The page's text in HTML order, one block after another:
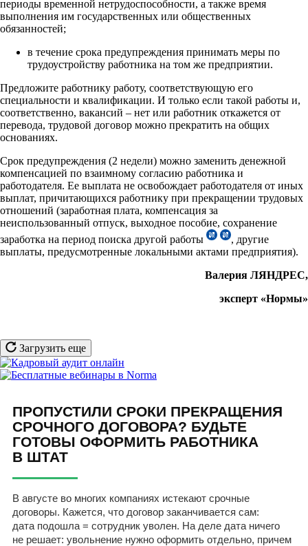
периоды временной нетрудоспособности, а также время
выполнения им государственных или общественных
обязанностей;
в течение срока предупреждения принимать меры по
трудоустройству работника на том же предприятии.
Предложите работнику работу, соответствующую его
специальности и квалификации. И только если такой работы и,
соответственно, вакансий – нет или работник откажется от
перевода, трудовой договор можно прекратить на общих
основаниях.
Срок предупреждения (2 недели) можно заменить денежной
компенсацией по взаимному согласию работника и
работодателя. Ее выплата не освобождает работодателя от иных
выплат, причитающихся работнику при прекращении трудовых
отношений (заработная плата, компенсация за
неиспользованный отпуск, выходное пособие, сохранение
заработка на период поиска другой работы
, другие
выплаты, предусмотренные локальными актами предприятия).
Валерия ЛЯНДРЕС,
эксперт «Нормы»
Загрузить еще
ПРОПУСТИЛИ СРОКИ ПРЕКРАЩЕНИЯ
СРОЧНОГО ДОГОВОРА? БУДЬТЕ
ГОТОВЫ ОФОРМИТЬ РАБОТНИКА
В ШТАТ
В августе во многих компаниях истекают срочные
договоры. Кажется, что договор заканчивается сам:
дата подошла = сотрудник уволен. На деле дата ничего
не решает: увольнение нужно оформить отдельно, причем